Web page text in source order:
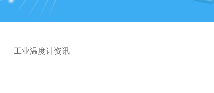
工业温度计资讯